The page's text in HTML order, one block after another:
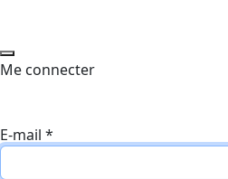
Me connecter
E-mail *